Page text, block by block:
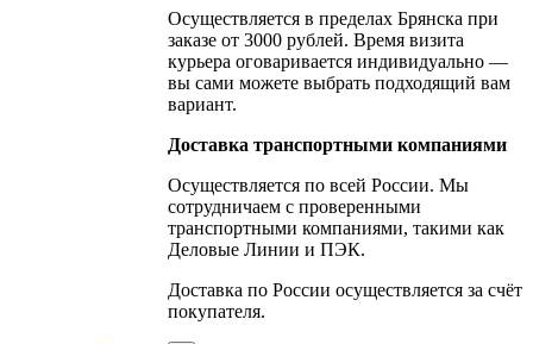
Осуществляется в пределах Брянска при
заказе от 3000 рублей. Время визита
курьера оговаривается индивидуально —
вы сами можете выбрать подходящий вам
вариант.
Доставка транспортными компаниями
Осуществляется по всей России. Мы
сотрудничаем с проверенными
транспортными компаниями, такими как
Деловые Линии и ПЭК.
Доставка по России осуществляется за счёт
покупателя.